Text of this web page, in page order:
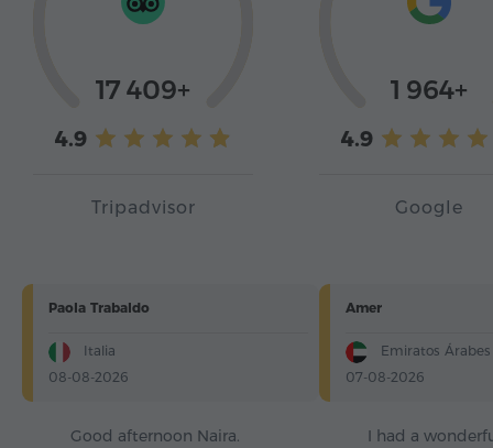
17 409+
4.9
Tripadvisor
1 964+
4.9
Google
Paola Trabaldo
Italia
08-08-2026
Good afternoon Naira.
Amer
Emiratos
07-08-2026
I had a